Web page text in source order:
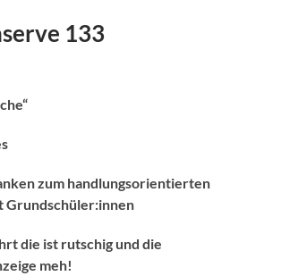
133
zum handlungsorientierten
Grundschüler:innen
die ist rutschig und die
meh!